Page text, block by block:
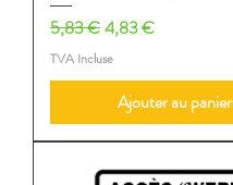
Prix original
5,83 €Prix promotionnel
4,83 €
TVA Incluse
Ajouter au panier